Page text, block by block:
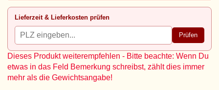
Lieferzeit & Lieferkosten prüfen
Prüfen
Dieses Produkt weiterempfehlen - Bitte beachte: Wenn Du
etwas in das Feld Bemerkung schreibst, zählt dies immer
mehr als die Gewichtsangabe!